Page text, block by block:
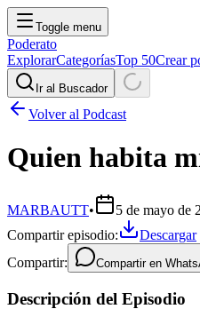
Toggle menu
Poderato
ExplorarCategoríasTop 50Crear
Ir al Buscador
Volver al Podcast
Quien habita
MARBAUTT• 5 de mayo de
Compartir episodio:
Descargar
Compartir:
Compartir en
Descripción del Episodio